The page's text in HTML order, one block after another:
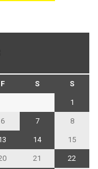
F S S
1
6 7 8
14 15
21 22